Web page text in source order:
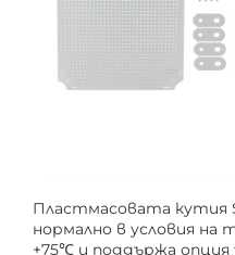
Пластмасовата кутия
нормално в условия
+75℃ и поддържа опция